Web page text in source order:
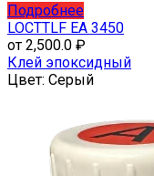
ПодробнееЭтот
товар
имеет
несколько
вариаций.
выбрать
на
странице
LOCTTLF EA 3450
от 2,500.0 ₽
Клей эпоксидный
Цвет: Серый